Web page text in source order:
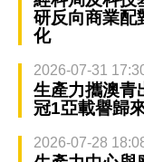
研反向商業配
化
2026-07-31
生產力攜澳青
冠1亞載譽歸
2026-07-28